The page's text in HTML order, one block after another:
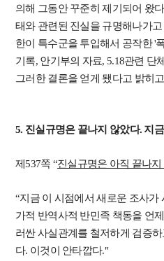
의해 그동안 꾸준히 제기되어 왔
태와 관련된 진실을 규명해나가
한이 특수군을 투입해서 공작한 '
기록, 안기부의 자료, 5.18관련 단
그러한 결론을 얻게 됐다고 밝히
5. 진실규명은 끝나지 않았다. 지
제537쪽 “진실규명은 아직 끝나
“지금 이 시점에서 새로운 조사가
가적 반역사적 반민족 책동을 언
러싼 사실관계를 철저하게 검증
다. 이것이 안타깝다."